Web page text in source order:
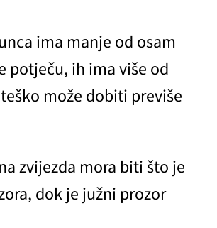
ima manje od osam
potječu, ih ima više od
može dobiti previše
zvijezda mora biti što je
dok je južni prozor